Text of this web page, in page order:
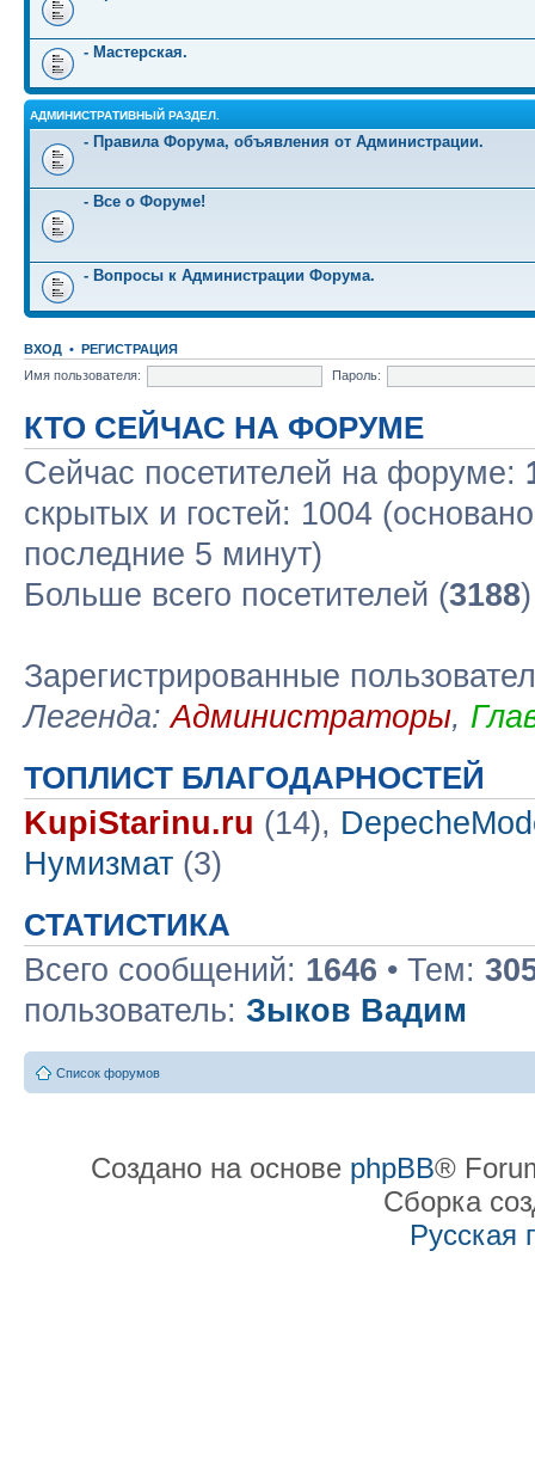
- Мастерская.
АДМИНИСТРАТИВНЫЙ РАЗДЕЛ.
- Правила Форума, объявления от Администрации.
- Все о Форуме!
- Вопросы к Администрации Форума.
ВХОД • РЕГИСТРАЦИЯ
Имя пользователя:
Пароль:
КТО СЕЙЧАС НА ФОРУМЕ
Сейчас посетителей на форуме:
скрытых и гостей: 1004
последние 5 минут)
Больше всего посетителей (3188
Зарегистрированные
Легенда:Администраторы,
ТОПЛИСТ БЛАГОДАРНОСТЕЙ
KupiStarinu.ru (14),
Нумизмат (3)
СТАТИСТИКА
Всего сообщений: 1646 • Тем:
пользователь: Зыков Вадим
Список форумов
Создано на основе phpBB®
Сборка
Русская